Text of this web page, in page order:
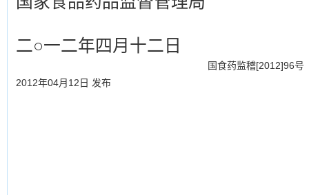
二○一二年四月十二日
国食药监稽[2012]96号
2012年04月12日 发布